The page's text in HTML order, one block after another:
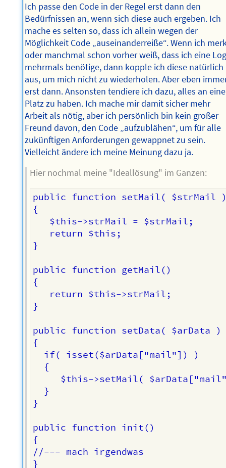
Ich passe den Code in der Regel erst dann den
Bedürfnissen an, wenn sich diese auch ergeben. Ich
mache es selten so, dass ich allein wegen der
Möglichkeit Code „auseinanderreiße“. Wenn ich
oder manchmal schon vorher weiß, dass ich eine
mehrmals benötige, dann kopple ich diese natürlich
aus, um mich nicht zu wiederholen. Aber eben
erst dann. Ansonsten tendiere ich dazu, alles an
Platz zu haben. Ich mache mir damit sicher mehr
Arbeit als nötig, aber ich persönlich bin kein großer
Freund davon, den Code „aufzublähen“, um für alle
zukünftigen Anforderungen gewappnet zu sein.
Vielleicht ändere ich meine Meinung dazu ja.
Hier nochmal meine "Ideallösung" im Ganzen:
public function setMail( $strMail
{
   $this->strMail = $strMail;
   return $this;
}
public function getMail()
{
   return $this->strMail;
}
public function setData( $arData )
{
  if( isset($arData["mail"]) )
  {
$this->setMail(
  }
}
public function init()
{
//--- mach irgendwas